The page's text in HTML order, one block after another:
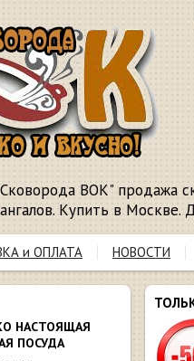
ВОК" продажа
Купить в Москве.
и ОПЛАТА НОВОСТИ
НАСТОЯЩАЯ
ПОСУДА